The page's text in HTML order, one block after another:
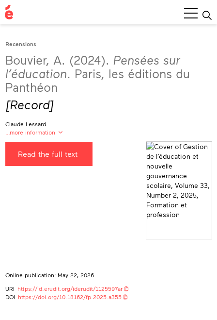
Main
Menu
Recensions
Bouvier, A. (2024). Pensées sur
l’éducation. Paris, les éditions du
Panthéon
[Record]
Claude Lessard
…more information
Université de Montréal (Canada)
Read the full text
Online publication: May 22, 2026
URI https://id.erudit.org/iderudit/1125597ar
DOI https://doi.org/10.18162/fp.2025.a355